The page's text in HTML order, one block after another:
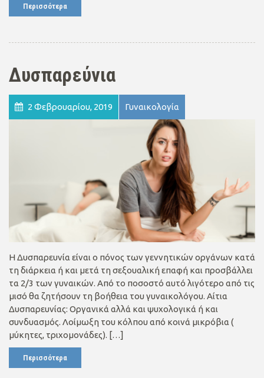
Περισσότερα
Δυσπαρεύνια
2 Φεβρουαρίου, 2019 Γυναικολογία
Η Δυσπαρευνία είναι ο πόνος των γεννητικών οργάνων κατά
τη διάρκεια ή και μετά τη σεξουαλική επαφή και προσβάλλει
τα 2/3 των γυναικών. Από το ποσοστό αυτό λιγότερο από τις
μισό θα ζητήσουν τη βοήθεια του γυναικολόγου. Αίτια
Δυσπαρευνίας: Οργανικά αλλά και ψυχολογικά ή και
συνδυασμός. Λοίμωξη του κόλπου από κοινά μικρόβια (
μύκητες, τριχομονάδες). […]
Περισσότερα